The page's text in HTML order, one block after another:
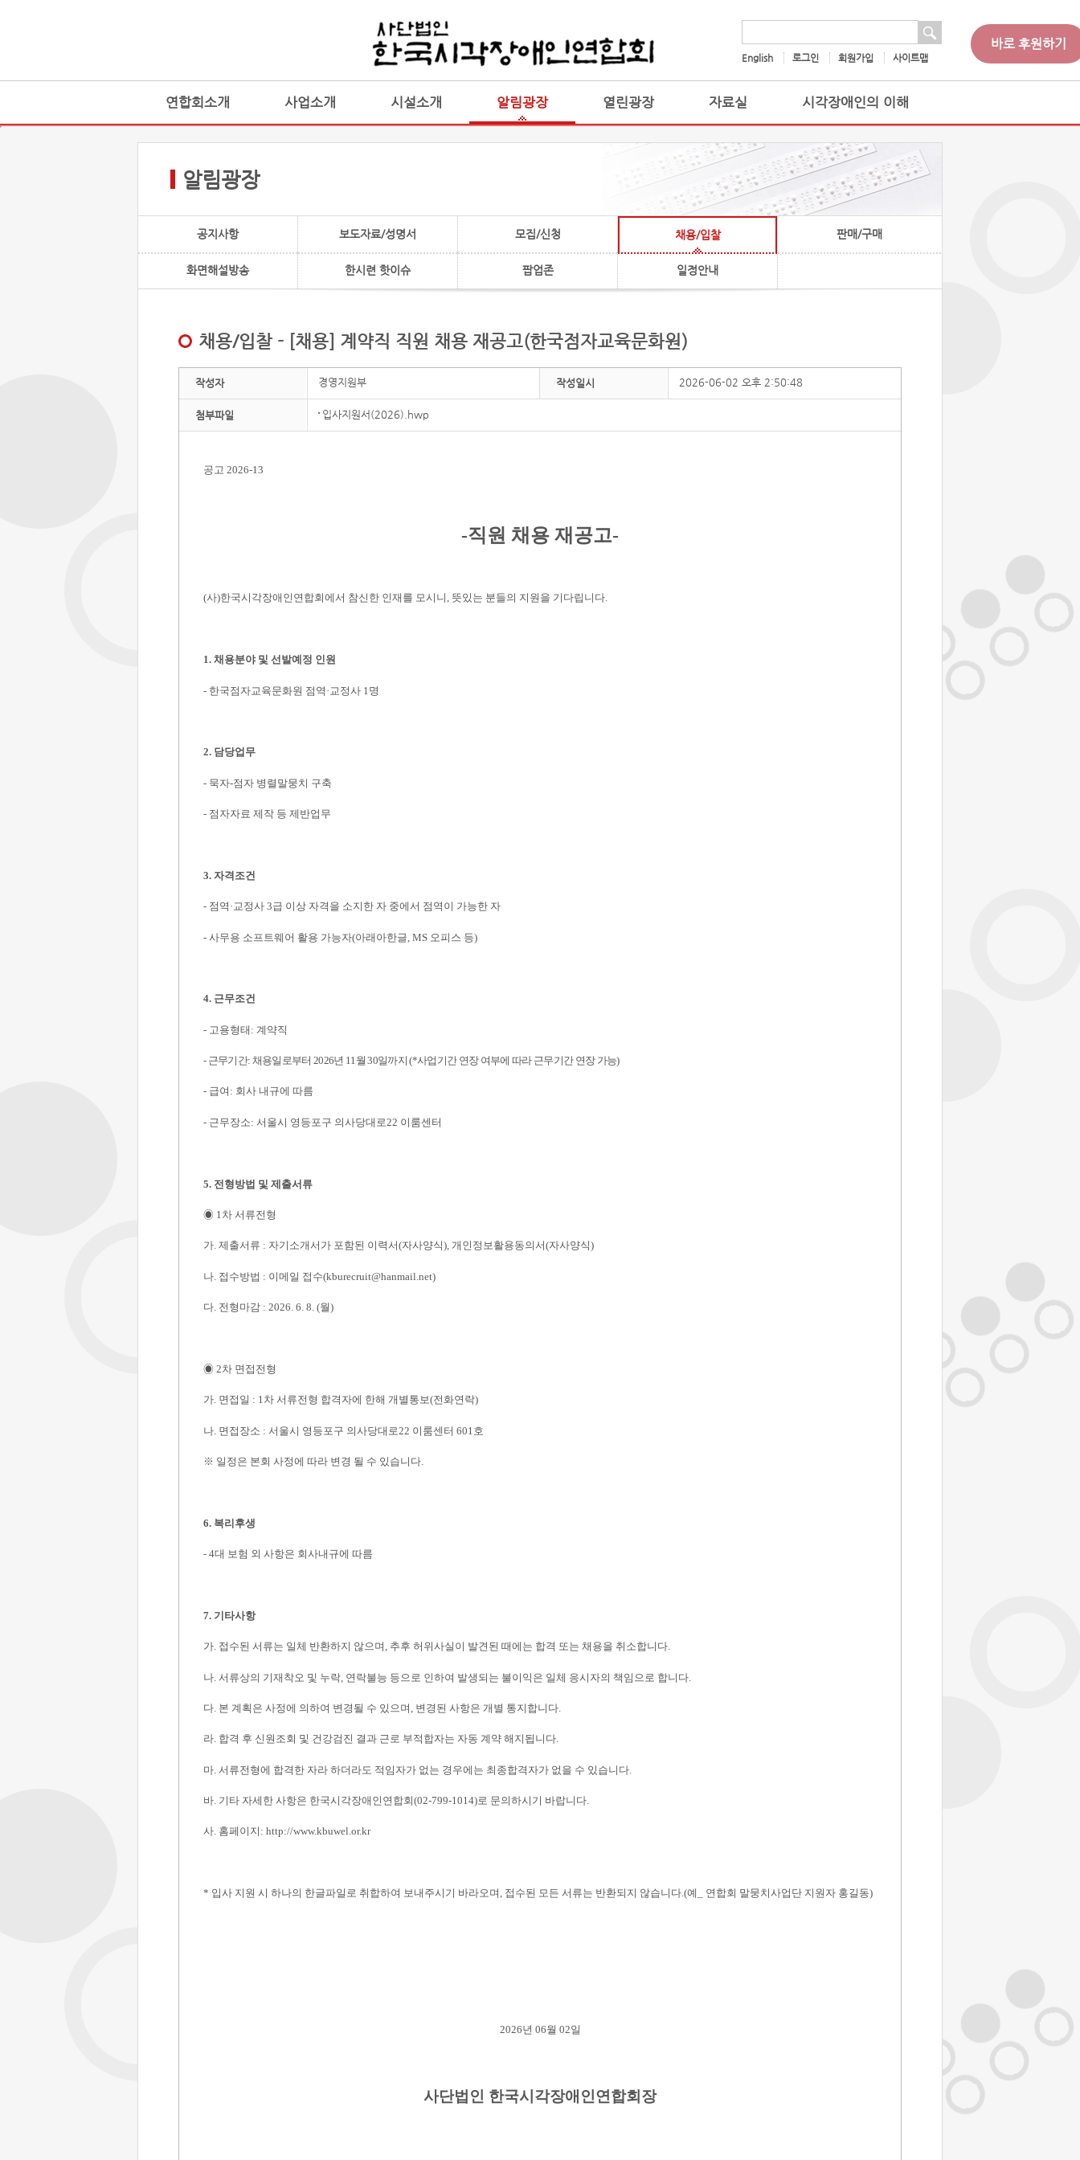
English 로그인 회원가입 사이트맵
바로 후원하기
연합회소개 사업소개 시설소개 알림광장 열린광장 자료실 시각장애인의 이해
알림광장
공지사항 보도자료/성명서 모집/신청 채용/입찰 판매/구매
화면해설방송 한시련 핫이슈 팝업존 일정안내
채용/입찰 - [채용] 계약직 직원 채용 재공고(한국점자교육문화원)
작성자 경영지원부 작성일시 2026-06-02 오후 2:50:48
첨부파일 입사지원서(2026).hwp
공고 2026-13
-직원 채용 재공고-
(사)한국시각장애인연합회에서 참신한 인재를 모시니 , 뜻있는 분들의 지원을 기다립니다.
1. 채용분야 및 선발예정 인원
- 한국점자교육문화원 점역 · 교정사 1 명
2. 담당업무
- 묵자-점자 병렬말뭉치 구축
- 점자자료 제작 등 제반업무
3. 자격조건
- 점역 ·교정사 3급 이상 자격을 소지한 자 중에서 점역이 가능한 자
- 사무용 소프트웨어 활용 가능자(아래아한글 , MS 오피스 등)
4. 근무조건
- 고용형태 : 계약직
- 근무기간: 채용일로부터2026년 11월30일까지(*사업기간 연장 여부에 따라 근무기간 연장 가능)
- 급여 : 회사 내규에 따름
- 근무장소: 서울시 영등포구 의사당대로22 이룸센터
5. 전형방법 및 제출서류
◉ 1차 서류전형
가. 제출서류 : 자기소개서가 포함된 이력서 (자사양식), 개인정보활용동의서 (자사양식)
나 접수방법 : 이메일 접수(kburecruit@hanmail.net)
다. 전형마감 : 2026. 6. 8. (월)
◉ 2차 면접전형
가. 면접일 : 1차 서류전형 합격자에 한해 개별통보(전화연락)
나 면접장소 : 서울시 영등포구 의사당대로22 이룸센터 601 호
※ 일정은 본회 사정에 따라 변경 될 수 있습니다.
6. 복리후생
- 4대 보험 외 사항은 회사내규에 따름
7. 기타사항
가. 접수된 서류는 일체 반환하지 않으며 , 추후 허위사실이 발견된 때에는 합격 또는 채용을 취소합니다.
나 서류상의 기재착오 및 누락 연락불능 등으로 인하여 발생되는 불이익은 일체 응시자의 책임으로 합니다
다. 본 계획은 사정에 의하여 변경될 수 있으며 , 변경된 사항은 개별 통지합니다.
라. 합격 후 신원조회 및 건강검진 결과 근로 부적합자는 자동 계약 해지됩니다.
마 서류전형에 합격한 자라 하더라도 적임자가 없는 경우에는 최종합격자가 없을 수 있습니다
바. 기타 자세한 사항은 한국시각장애인연합회 (02-799-1014)로 문의하시기 바랍니다.
사. 홈페이지 : http://www.kbuwel.or.kr
* 입사 지원 시 하나의 한글파일로 취합하여 보내주시기 바라오며 , 접수된 모든 서류는 반환되지 않습니다.(예 연합회 말뭉치사업단 지원자 홍길동)
2026년 06월 02일
사단법인 한국시각장애인연합회장